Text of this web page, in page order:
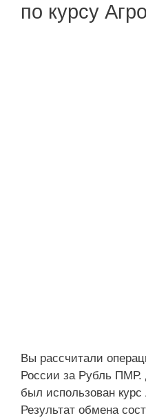
по курсу
Вы рассчитали
России за Рубль ПМР.
был использован
Результат обмена